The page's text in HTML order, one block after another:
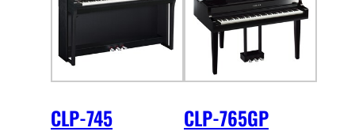
CLP-745 CLP-765GP